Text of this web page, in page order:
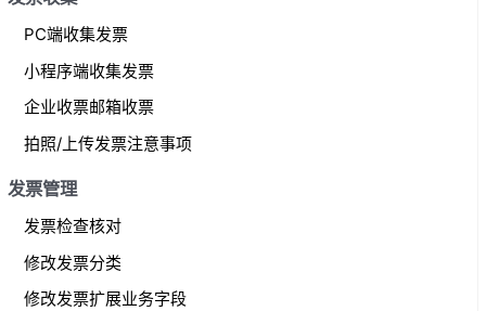
PC端收集发票
小程序端收集发票
企业收票邮箱收票
拍照/上传发票注意事项
发票管理
发票检查核对
修改发票分类
修改发票扩展业务字段